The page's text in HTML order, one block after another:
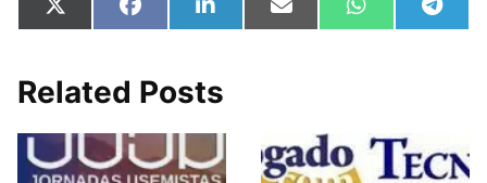
Compartir
en
X
(
i
t
e
r
)
Compartir
en
F
a
b
o
k
Compartir
en
L
i
e
d
n
Compartir
en
E
m
Compartir
en
W
h
p
en
T
e
Related Posts